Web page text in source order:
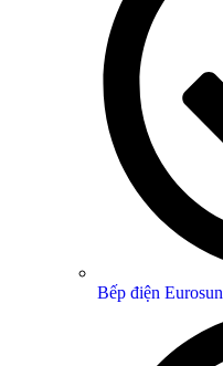
Bếp điện Eurosun